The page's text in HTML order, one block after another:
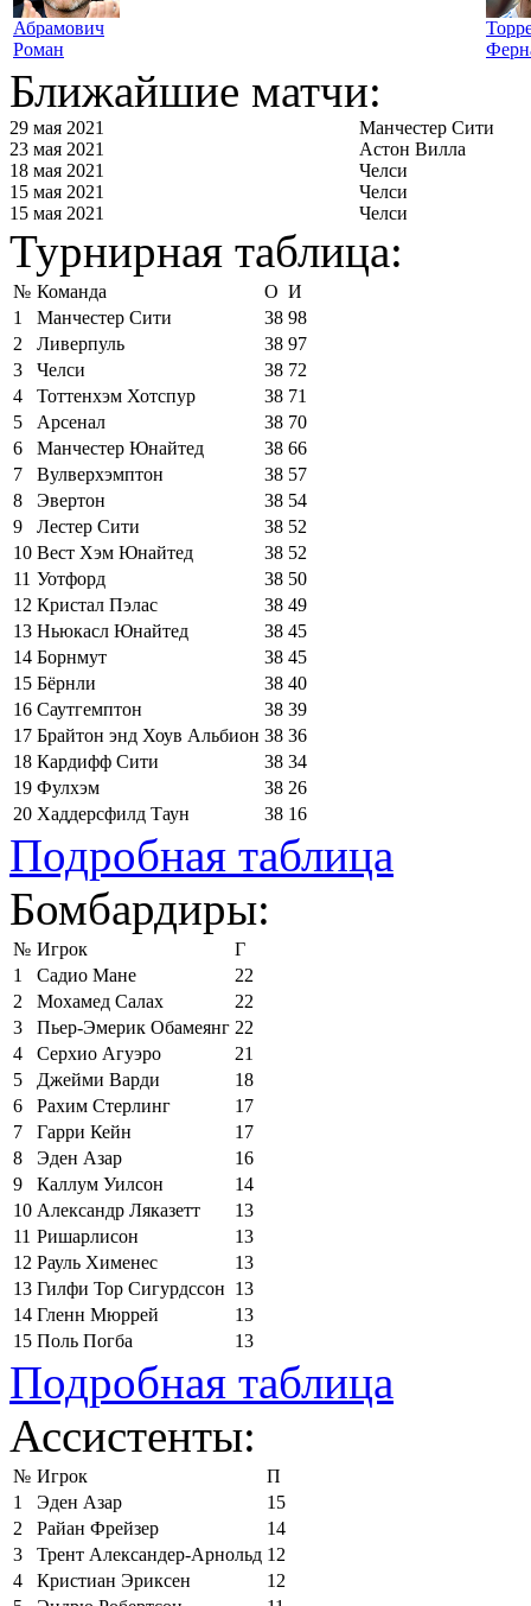
Абрамович
Роман
Ближайшие матчи:
29 мая 2021
Манчестер Сити
23 мая 2021
Астон Вилла
18 мая 2021
Челси
15 мая 2021
Челси
15 мая 2021
Челси
Турнирная таблица:
№ Команда О И
1
Манчестер Сити 38 98
2
Ливерпуль 38 97
3
Челси 38 72
4
Тоттенхэм Хотспур 38 71
5
Арсенал 38 70
6
Манчестер Юнайтед 38 66
7
Вулверхэмптон 38 57
8
Эвертон 38 54
9
Лестер Сити 38 52
10 Вест Хэм Юнайтед 38 52
11 Уотфорд 38 50
12 Кристал Пэлас 38 49
13 Ньюкасл Юнайтед 38 45
14 Борнмут 38 45
15 Бёрнли 38 40
16 Саутгемптон 38 39
17 Брайтон энд Хоув Альбион 38 36
18 Кардифф Сити 38 34
19 Фулхэм 38 26
20 Хаддерсфилд Таун 38 16
Подробная таблица
Бомбардиры:
№ Игрок
Г
1
Садио Мане
22
2
Мохамед Салах
22
3
Пьер-Эмерик Обамеянг 22
4
Серхио Агуэро
21
5
Джейми Варди
18
6
Рахим Стерлинг
17
7
Гарри Кейн
17
8
Эден Азар
16
9
Каллум Уилсон
14
10 Александр Ляказетт
13
11 Ришарлисон
13
12 Рауль Хименес
13
13 Гилфи Тор Сигурдссон 13
14 Гленн Мюррей
13
15 Поль Погба 13
Подробная таблица
Ассистенты:
№ Игрок
П
1
Эден Азар
15
2
Райан Фрейзер
14
3
Трент Александер-Арнольд 12
4
Кристиан Эриксен
12